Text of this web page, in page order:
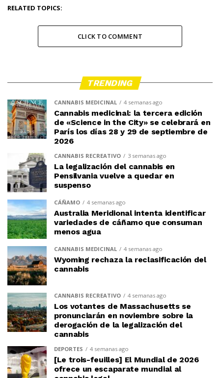
RELATED TOPICS:
CLICK TO COMMENT
TRENDING
CANNABIS MEDICINAL 4 semanas ago
Cannabis medicinal: la tercera edición
de «Science in the City» se celebrará en
París los días 28 y 29 de septiembre de
2026
CANNABIS RECREATIVO 3 semanas ago
La legalización del cannabis en
Pensilvania vuelve a quedar en
suspenso
CÁÑAMO 4 semanas ago
Australia Meridional intenta identificar
variedades de cáñamo que consuman
menos agua
CANNABIS MEDICINAL 4 semanas ago
Wyoming rechaza la reclasificación del
cannabis
CANNABIS RECREATIVO 4 semanas ago
Los votantes de Massachusetts se
pronunciarán en noviembre sobre la
derogación de la legalización del
cannabis
DEPORTES 4 semanas ago
[Le trois-feuilles] El Mundial de 2026
ofrece un escaparate mundial al